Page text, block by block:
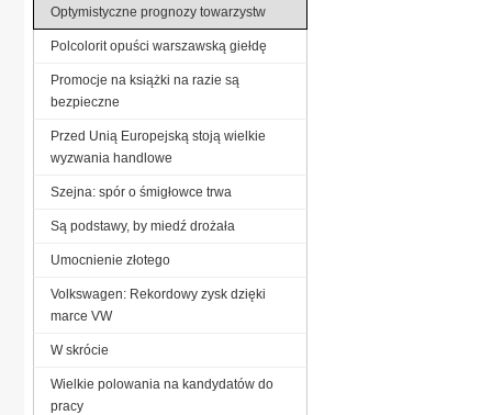
Optymistyczne prognozy towarzystw
Polcolorit opuści warszawską giełdę
Promocje na książki na razie są
bezpieczne
Przed Unią Europejską stoją wielkie
wyzwania handlowe
Szejna: spór o śmigłowce trwa
Są podstawy, by miedź drożała
Umocnienie złotego
Volkswagen: Rekordowy zysk dzięki
marce VW
W skrócie
Wielkie polowania na kandydatów do
pracy